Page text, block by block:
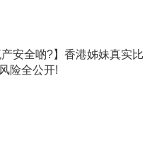
产安全啲?】香港姊妹真实比
险全公开!